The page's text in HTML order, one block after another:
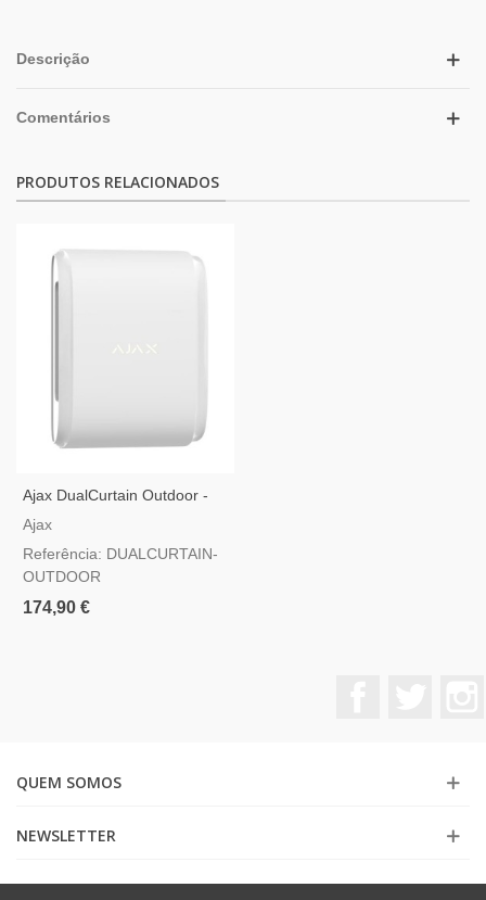
Descrição
Comentários
PRODUTOS RELACIONADOS
Ajax DualCurtain Outdoor -
Detetor De Movimento Tipo
Ajax
Referência: DUALCURTAIN-
OUTDOOR
174,90 €
QUEM SOMOS
NEWSLETTER